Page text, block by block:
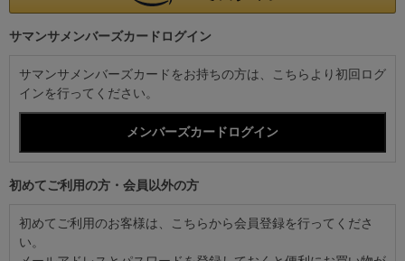
サマンサメンバーズカードログイン
サマンサメンバーズカードをお持ちの方は、こちらより初回ログ
インを行ってください。
初めてご利用の方・会員以外の方
初めてご利用のお客様は、こちらから会員登録を行ってくださ
い。